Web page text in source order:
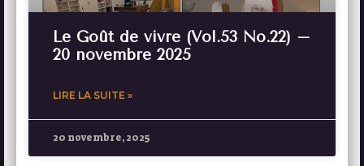
Le Goût de vivre (Vol.53 No.22) –
20 novembre 2025
LIRE LA SUITE »
20 novembre, 2025